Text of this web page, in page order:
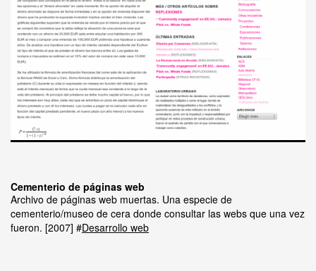
Cementerio de páginas web
Archivo de páginas web muertas. Una especie de
cementerio/museo de cera donde consultar las webs que una vez
fueron. 2007 Desarrollo web